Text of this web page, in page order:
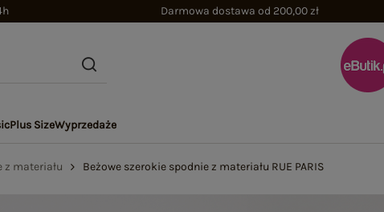
Darmowa dostawa od 200,00 zł
Plus SizeWyprzedaże
z materiału Beżowe szerokie spodnie z materiału RUE PARIS